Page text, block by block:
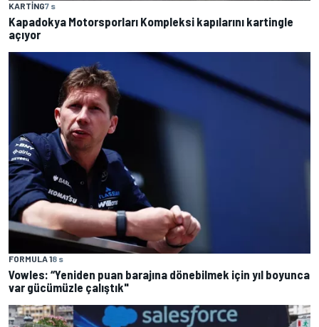
KARTING7 s
Kapadokya Motorsporları Kompleksi kapılarını kartingle
açıyor
FORMULA 18 s
Vowles: “Yeniden puan barajına dönebilmek için yıl boyunca
var gücümüzle çalıştık"